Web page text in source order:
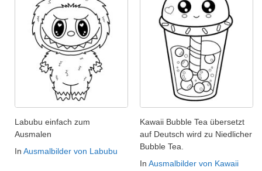
Labubu einfach zum
Ausmalen
In Ausmalbilder von Labubu
Kawaii Bubble Tea übersetzt
auf Deutsch wird zu Niedlicher
Bubble Tea.
In Ausmalbilder von Kawaii